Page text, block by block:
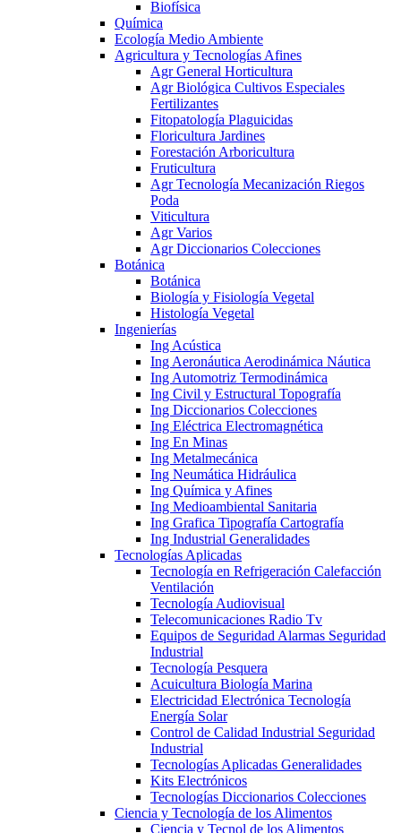
Biofísica
Química
Ecología Medio Ambiente
Agricultura y Tecnologías Afines
Agr General Horticultura
Agr Biológica Cultivos Especiales
Fertilizantes
Fitopatología Plaguicidas
Floricultura Jardines
Forestación Arboricultura
Fruticultura
Agr Tecnología Mecanización Riegos
Poda
Viticultura
Agr Varios
Agr Diccionarios Colecciones
Botánica
Botánica
Biología y Fisiología Vegetal
Histología Vegetal
Ingenierías
Ing Acústica
Ing Aeronáutica Aerodinámica Náutica
Ing Automotriz Termodinámica
Ing Civil y Estructural Topografía
Ing Diccionarios Colecciones
Ing Eléctrica Electromagnética
Ing En Minas
Ing Metalmecánica
Ing Neumática Hidráulica
Ing Química y Afines
Ing Medioambiental Sanitaria
Ing Grafica Tipografía Cartografía
Ing Industrial Generalidades
Tecnologías Aplicadas
Tecnología en Refrigeración Calefacción
Ventilación
Tecnología Audiovisual
Telecomunicaciones Radio Tv
Equipos de Seguridad Alarmas Seguridad
Industrial
Tecnología Pesquera
Acuicultura Biología Marina
Electricidad Electrónica Tecnología
Energía Solar
Control de Calidad Industrial Seguridad
Industrial
Tecnologías Aplicadas Generalidades
Kits Electrónicos
Tecnologías Diccionarios Colecciones
Ciencia y Tecnología de los Alimentos
Ciencia y Tecnol de los Alimentos